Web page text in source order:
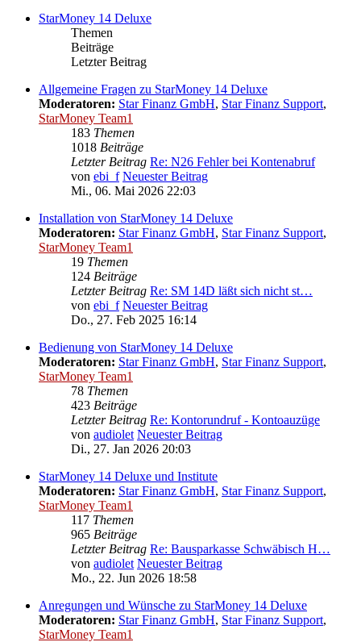
StarMoney 14 Deluxe
Themen
Beiträge
Letzter Beitrag
Allgemeine Fragen zu StarMoney 14 Deluxe
Moderatoren: Star Finanz GmbH, Star Finanz Support,
StarMoney Team1
183 Themen
1018 Beiträge
Letzter Beitrag Re: N26 Fehler bei Kontenabruf
von ebi_f Neuester Beitrag
Mi., 06. Mai 2026 22:03
Installation von StarMoney 14 Deluxe
Moderatoren: Star Finanz GmbH, Star Finanz Support,
StarMoney Team1
19 Themen
124 Beiträge
Letzter Beitrag Re: SM 14D läßt sich nicht st…
von ebi_f Neuester Beitrag
Do., 27. Feb 2025 16:14
Bedienung von StarMoney 14 Deluxe
Moderatoren: Star Finanz GmbH, Star Finanz Support,
StarMoney Team1
78 Themen
423 Beiträge
Letzter Beitrag Re: Kontorundruf - Kontoauzüge
von audiolet Neuester Beitrag
Di., 27. Jan 2026 20:03
StarMoney 14 Deluxe und Institute
Moderatoren: Star Finanz GmbH, Star Finanz Support,
StarMoney Team1
117 Themen
965 Beiträge
Letzter Beitrag Re: Bausparkasse Schwäbisch H…
von audiolet Neuester Beitrag
Mo., 22. Jun 2026 18:58
Anregungen und Wünsche zu StarMoney 14 Deluxe
Moderatoren: Star Finanz GmbH, Star Finanz Support,
StarMoney Team1